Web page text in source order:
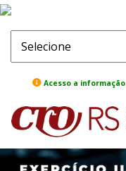
Acesso a informação